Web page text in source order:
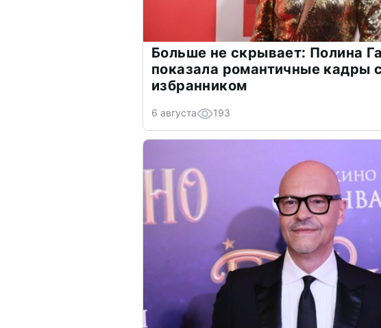
Больше не скрывает: Полина
показала романтичные кадры
избранником
6 августа 193